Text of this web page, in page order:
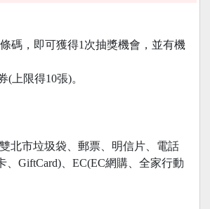
碼，即可獲得1次抽獎機會，並有機
上限得10張)。
北市垃圾袋、郵票、明信片、電話
GiftCard)、EC(EC網購、全家行動